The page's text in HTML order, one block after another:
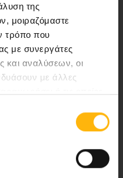
της
μοιραζόμαστε
τρόπο που
με συνεργάτες
και αναλύσεων, οι
με άλλες